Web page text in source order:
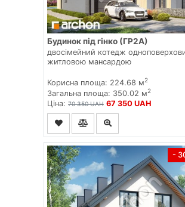
Будинок під гінко (ГР2А)
двосімейний котедж
житловою мансардою
Корисна площа: 224.68 м2
Загальна площа: 350.02 м2
Ціна: 70 350 UAH 67 350 UAH
-